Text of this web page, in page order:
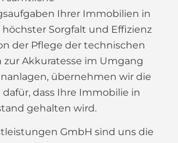
Ihrer Immobilien in
Sorgfalt und Effizienz
der Pflege der technischen
zur Akkuratesse im Umgang
übernehmen wir die
dass Ihre Immobilie in
gehalten wird.
GmbH sind uns die